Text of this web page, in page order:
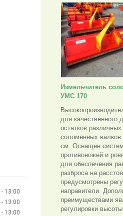
Измельчитель
УМС 170
для качественного
остатков
соломенных
см. Оснащен
противоножей и
для обеспечения
разброса на
предусмотрены
направители.
преимуществами
регулировки
13:00
13:00
13:00